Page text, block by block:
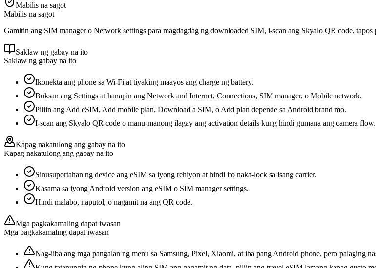
Mabilis na sagot
Mabilis na sagot
Gamitin ang SIM manager o Network settings para magdagdag ng downloaded SIM, i-scan ang Skyalo QR code,
Saklaw ng gabay na ito
Saklaw ng gabay na ito
Ikonekta ang phone sa Wi-Fi at tiyaking maayos ang charge ng battery.
Buksan ang Settings at hanapin ang Network and Internet, Connections, SIM manager, o Mobile network.
Piliin ang Add eSIM, Add mobile plan, Download a SIM, o Add plan depende sa Android brand mo.
I-scan ang Skyalo QR code o manu-manong ilagay ang activation details kung hindi gumana ang camera flow.
Kapag nakatulong ang gabay na ito
Kapag nakatulong ang gabay na ito
Sinusuportahan ng device ang eSIM sa iyong rehiyon at hindi ito naka-lock sa isang carrier.
Kasama sa iyong Android version ang eSIM o SIM manager settings.
Hindi malabo, naputol, o nagamit na ang QR code.
Mga pagkakamaling dapat iwasan
Mga pagkakamaling dapat iwasan
Nag-iiba ang mga pangalan ng menu sa Samsung, Pixel, Xiaomi, at iba pang Android phone, pero palaging